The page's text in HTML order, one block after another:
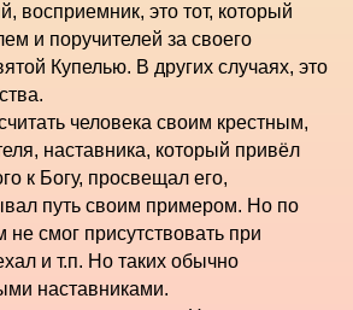
восприемник, это тот, который
и поручителей за своего
Купелью. В других случаях, это
человека своим крестным,
наставника, который привёл
к Богу, просвещал его,
путь своим примером. Но по
не смог присутствовать при
и т.п. Но таких обычно
наставниками.